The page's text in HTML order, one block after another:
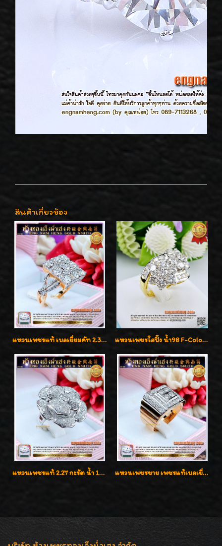
สินค้าเกี่ยวข้อง
แหวนเพชรแท้ เบลเยี่ยมคัท 2.39 กะรัต น้ำ 98 F-Color/VVS ดีไซน์หน้ากว้างหรูเต็มนิ้ว แหวนเพชรใสปิ๊ง น้ำ98 F-Color/VVS1 น้ำหนักเพชรรวม 2.56 กะรัต ใส่เต็มนิ้วเพชรเป็นน้ำเป็นเนื้อสวยมากๆค่ะ
แหวนเพชรแท้ 2.27 กะรัต น้ำ 100% เบลเยี่ยมคัท ลวดลายดอกกุหลาบหรู แหวนเพชรชาย เพชรแท้เบลเยี่ยมคัท น้ำ100% D-Color/VVS 2.46 กะรัต